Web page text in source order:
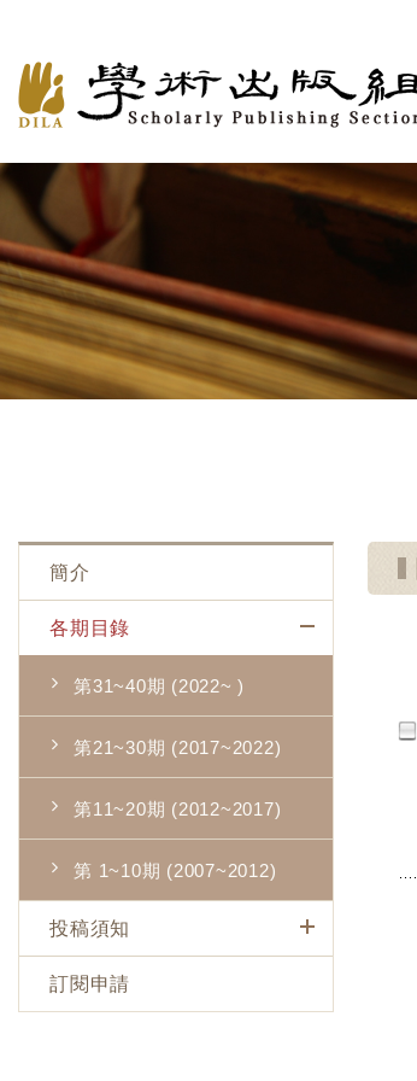
簡介
各期目錄
第31~40期 (2022~ )
第21~30期 (2017~2022)
第11~20期 (2012~2017)
第 1~10期 (2007~2012)
投稿須知
訂閱申請